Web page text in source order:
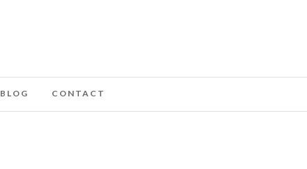
BLOG CONTACT